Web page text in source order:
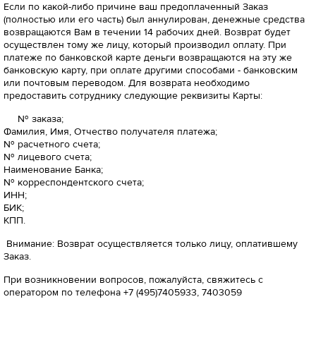
Если по какой-либо причине ваш предоплаченный Заказ
(полностью или его часть) был аннулирован, денежные средства
возвращаются Вам в течении 14 рабочих дней. Возврат будет
осуществлен тому же лицу, который производил оплату. При
платеже по банковской карте деньги возвращаются на эту же
банковскую карту, при оплате другими способами - банковским
или почтовым переводом. Для возврата необходимо
предоставить сотруднику следующие реквизиты Карты:
№ заказа;
Фамилия, Имя, Отчество получателя платежа;
№ расчетного счета;
№ лицевого счета;
Наименование Банка;
№ корреспондентского счета;
ИНН;
БИК;
КПП.
Внимание: Возврат осуществляется только лицу, оплатившему
Заказ.
При возникновении вопросов, пожалуйста, свяжитесь с
оператором по телефона +7 (495)7405933, 7403059